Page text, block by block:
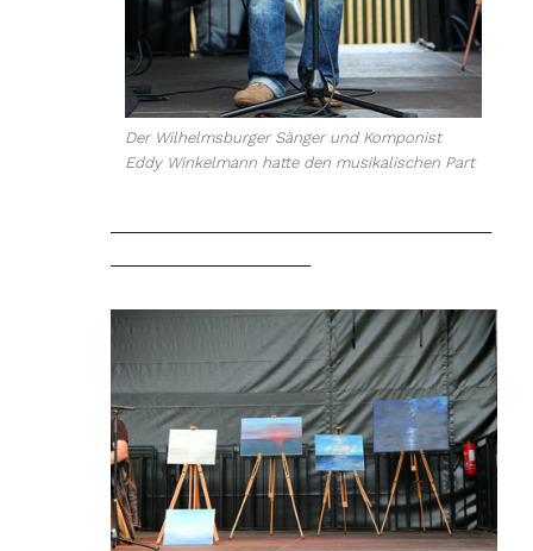
Der Wilhelmsburger Sänger und Komponist
Eddy Winkelmann hatte den musikalischen Part
________________________________________
_____________________